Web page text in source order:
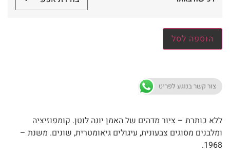
הוספה לסל
צור קשר בנוגע לפריט
ללא כותרת – ציור מדהים של האמן יונה לוטן. קומפוזיציה
ומלבנים מסוגים צבעונית, עיגולים גיאומטרית, שונים. משנת –
1968.